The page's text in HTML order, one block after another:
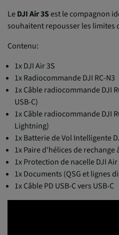
LeDJI Air 3Sest le compagnon
souhaitent repousser les limites
Contenu:
1x DJI Air 3S
1x Radiocommande DJI RC-N3
1x Câble radiocommande DJI
USB-C)
1x Câble radiocommande DJI
Lightning)
1x Batterie de Vol Intelligente
1x Paire d'hélices de rechange
1x Protection de nacelle DJI Air
1x Documents (QSG et lignes
1x Câble PD USB-C vers USB-C